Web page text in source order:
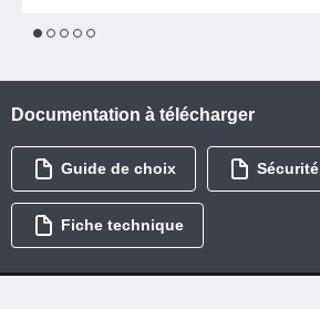
1 2 3 4
Documentation à télécharger
Guide de choix Sécurité
Fiche technique